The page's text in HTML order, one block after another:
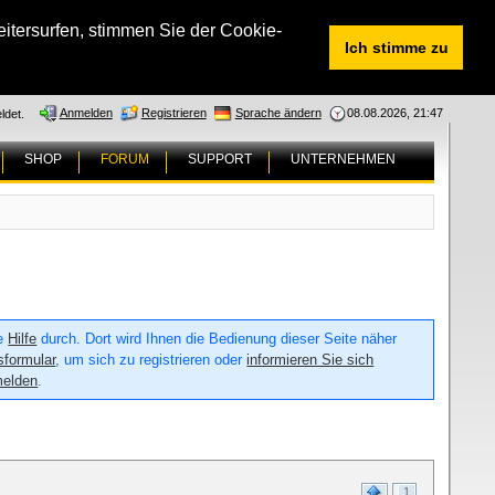
stimmen Sie der Cookie-
Ich stimme zu
08.08.2026, 21:47
Sprache ändern
Registrieren
Anmelden
SHOP FORUM SUPPORT UNTERNEHMEN
Hilfe durch. Dort wird Ihnen die Bedienung dieser Seite näher
, um sich zu registrieren oderinformieren Sie sich
.
1